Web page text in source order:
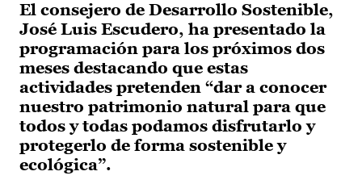
El consejero de Desarrollo Sostenible,
José Luis Escudero, ha presentado la
programación para los próximos dos
meses destacando que estas
actividades pretenden “dar a conocer
nuestro patrimonio natural para que
todos y todas podamos disfrutarlo y
protegerlo de forma sostenible y
ecológica”.